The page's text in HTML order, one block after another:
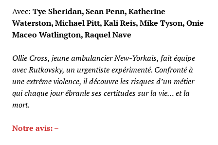
Avec: Tye Sheridan, Sean Penn, Katherine
Waterston, Michael Pitt, Kali Reis, Mike Tyson, Onie
Maceo Watlington, Raquel Nave
Ollie Cross, jeune ambulancier New-Yorkais, fait équipe
avec Rutkovsky, un urgentiste expérimenté. Confronté à
une extrême violence, il découvre les risques d’un métier
qui chaque jour ébranle ses certitudes sur la vie… et la
mort.
Notre avis: –